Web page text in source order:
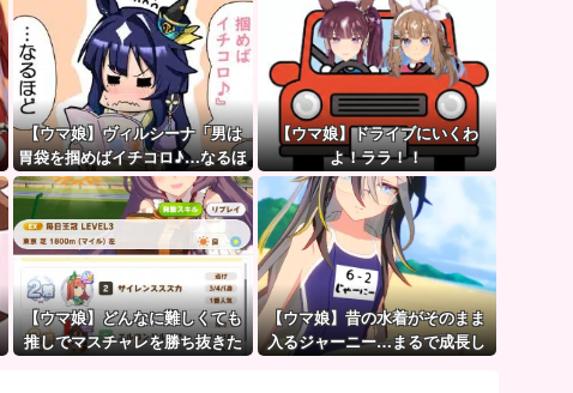
【ウマ娘】ヴィルシーナ「男は
胃袋を掴めばイチコロ♪…なるほ
ど。」→ 一方ジェンティルさん
（アカン）
【ウマ娘】ドライブにいくわ
よ！ララ！！
【ウマ娘】どんなに難しくても
推しでマスチャレを勝ち抜きた
【ウマ娘】昔の水着がそのまま
入るジャーニー…まるで成長し